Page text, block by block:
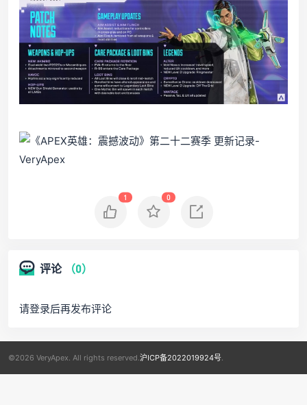
1 0
评论 （0）
请登录后再发布评论
©2026 VeryApex. All rights reserved.沪ICP备2022019924号.